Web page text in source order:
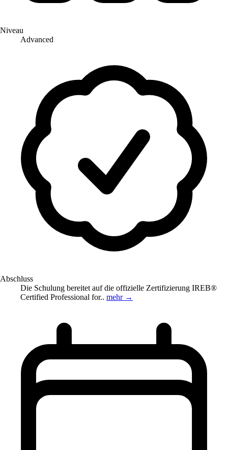
Niveau
Advanced
Abschluss
Die Schulung bereitet auf die offizielle Zertifizierung IREB®
Certified Professional for.. mehr →